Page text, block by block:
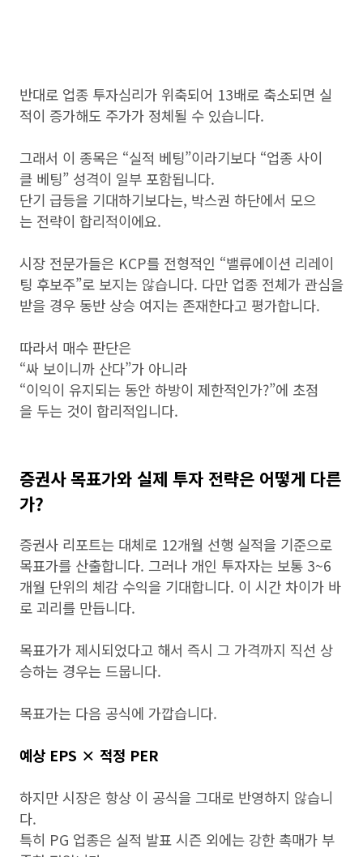
반대로 업종 투자심리가 위축되어 13배로 축소되면 실
적이 증가해도 주가가 정체될 수 있습니다.
그래서 이 종목은 “실적 베팅”이라기보다 “업종 사이
클 베팅” 성격이 일부 포함됩니다.
단기 급등을 기대하기보다는, 박스권 하단에서 모으
는 전략이 합리적이에요.
시장 전문가들은 KCP를 전형적인 “밸류에이션 리레이
팅 후보주”로 보지는 않습니다. 다만 업종 전체가 관심을
받을 경우 동반 상승 여지는 존재한다고 평가합니다.
따라서 매수 판단은
“싸 보이니까 산다”가 아니라
“이익이 유지되는 동안 하방이 제한적인가?”에 초점
을 두는 것이 합리적입니다.
증권사 목표가와 실제 투자 전략은 어떻게 다른
가?
증권사 리포트는 대체로 12개월 선행 실적을 기준으로
목표가를 산출합니다. 그러나 개인 투자자는 보통 3~6
개월 단위의 체감 수익을 기대합니다. 이 시간 차이가 바
로 괴리를 만듭니다.
목표가가 제시되었다고 해서 즉시 그 가격까지 직선 상
승하는 경우는 드뭅니다.
목표가는 다음 공식에 가깝습니다.
예상 EPS × 적정 PER
하지만 시장은 항상 이 공식을 그대로 반영하지 않습니
다.
특히 PG 업종은 실적 발표 시즌 외에는 강한 촉매가 부